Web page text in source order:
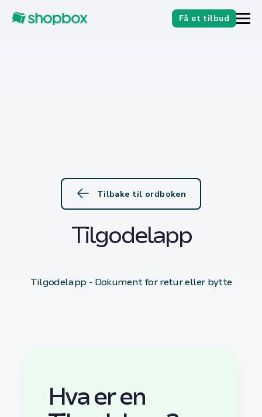
Få et tilbud
Tilbake til ordboken
Tilgodelapp
Tilgodelapp - Dokument for retur eller bytte
Hva er en